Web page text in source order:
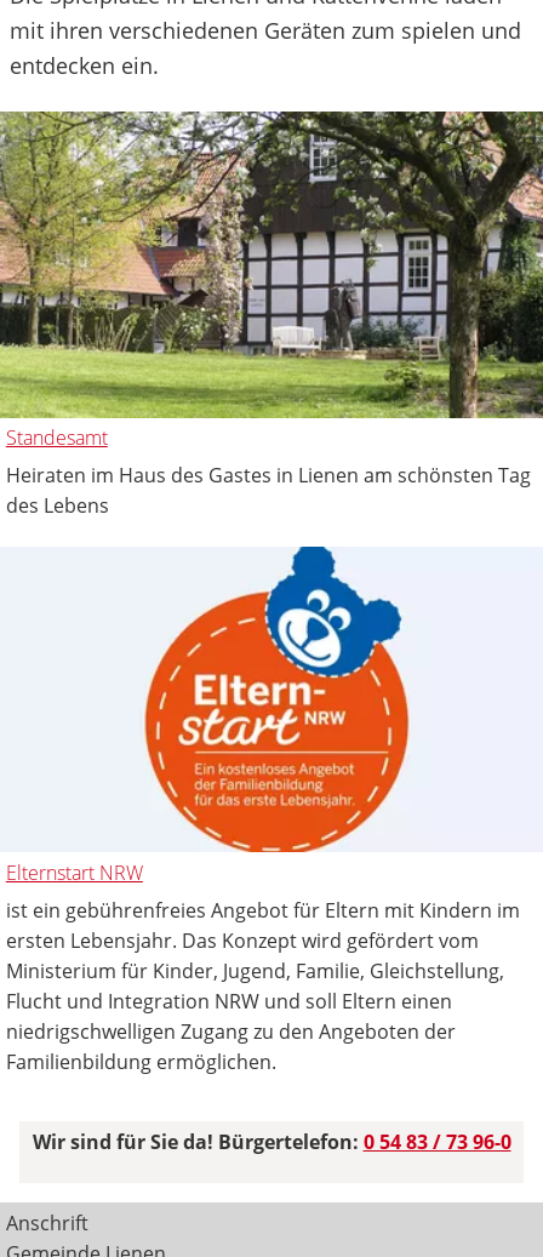
mit ihren verschiedenen Geräten zum spielen und
entdecken ein.
Standesamt
Heiraten im Haus des Gastes in Lienen am schönsten Tag
des Lebens
Elternstart NRW
ist ein gebührenfreies Angebot für Eltern mit Kindern im
ersten Lebensjahr. Das Konzept wird gefördert vom
Ministerium für Kinder, Jugend, Familie, Gleichstellung,
Flucht und Integration NRW und soll Eltern einen
niedrigschwelligen Zugang zu den Angeboten der
Familienbildung ermöglichen.
Wir sind für Sie da! Bürgertelefon: 0 54 83 / 73 96-0
Anschrift